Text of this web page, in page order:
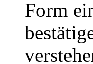
Form